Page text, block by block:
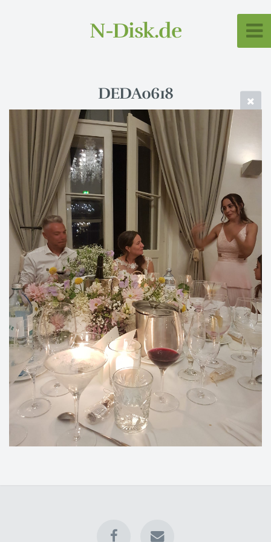
N-Disk.de
DEDA0618